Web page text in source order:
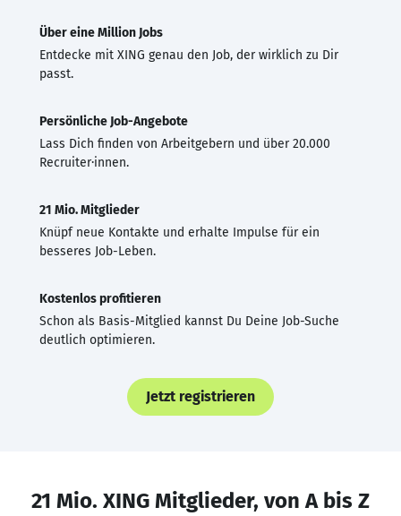
Über eine Million Jobs
Entdecke mit XING genau den Job, der wirklich zu Dir
passt.
Persönliche Job-Angebote
Lass Dich finden von Arbeitgebern und über 20.000
Recruiter·innen.
21 Mio. Mitglieder
Knüpf neue Kontakte und erhalte Impulse für ein
besseres Job-Leben.
Kostenlos profitieren
Schon als Basis-Mitglied kannst Du Deine Job-Suche
deutlich optimieren.
Jetzt registrieren
21 Mio. XING Mitglieder, von A bis Z